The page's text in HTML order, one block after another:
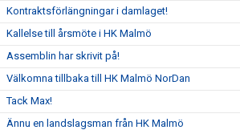
Kontraktsförlängningar i damlaget!
Kallelse till årsmöte i HK Malmö
Assemblin har skrivit på!
Välkomna tillbaka till HK Malmö NorDan
Tack Max!
Ännu en landslagsman från HK Malmö